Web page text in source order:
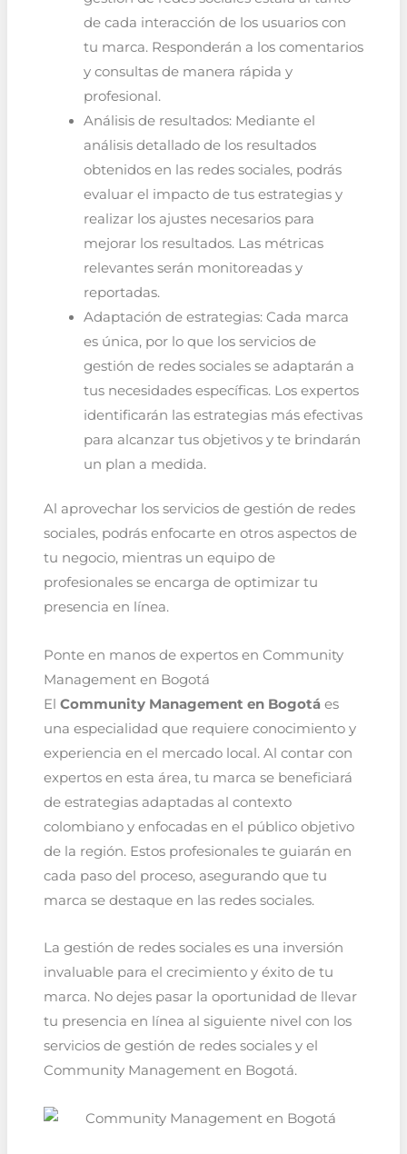
de cada interacción de los usuarios con
tu marca. Responderán a los comentarios
y consultas de manera rápida y
profesional.
Análisis de resultados: Mediante el
análisis detallado de los resultados
obtenidos en las redes sociales, podrás
evaluar el impacto de tus estrategias y
realizar los ajustes necesarios para
mejorar los resultados. Las métricas
relevantes serán monitoreadas y
reportadas.
Adaptación de estrategias: Cada marca
es única, por lo que los servicios de
gestión de redes sociales se adaptarán a
tus necesidades específicas. Los expertos
identificarán las estrategias más efectivas
para alcanzar tus objetivos y te brindarán
un plan a medida.
Al aprovechar los servicios de gestión de redes
sociales, podrás enfocarte en otros aspectos de
tu negocio, mientras un equipo de
profesionales se encarga de optimizar tu
presencia en línea.
Ponte en manos de expertos en Community
Management en Bogotá
El Community Management en Bogotáes
una especialidad que requiere conocimiento y
experiencia en el mercado local. Al contar con
expertos en esta área, tu marca se beneficiará
de estrategias adaptadas al contexto
colombiano y enfocadas en el público objetivo
de la región. Estos profesionales te guiarán en
cada paso del proceso, asegurando que tu
marca se destaque en las redes sociales.
La gestión de redes sociales es una inversión
invaluable para el crecimiento y éxito de tu
marca. No dejes pasar la oportunidad de llevar
tu presencia en línea al siguiente nivel con los
servicios de gestión de redes sociales y el
Community Management en Bogotá.